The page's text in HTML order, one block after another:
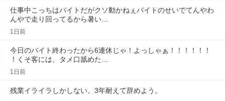
仕事中こっちはバイトだがクソ動かねぇバイトのせいでてんやわ
んやで走り回ってるから暑い…
1日前
今日のバイト終わったから6連休じゃ！よっしゃぁ！！！！！！
！くそ客には、タメ口舐めた…
1日前
残業イライラしかしない。3年耐えて辞めよう。